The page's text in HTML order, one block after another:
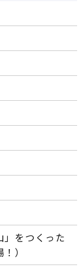
」をつくった
）